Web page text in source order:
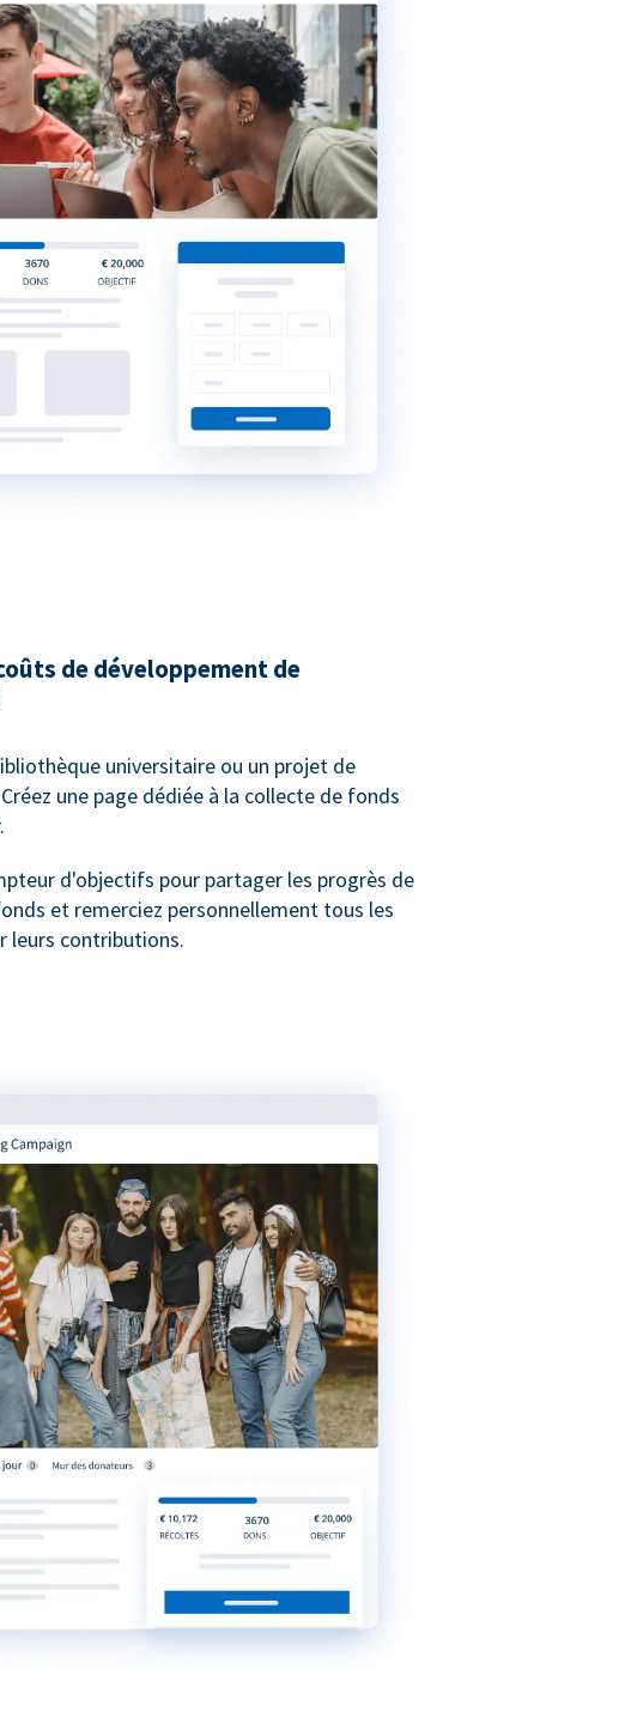
de développement de
universitaire ou un projet de
une page dédiée à la collecte de fonds
d'objectifs pour partager les progrès de
et remerciez personnellement tous les
leurs contributions.